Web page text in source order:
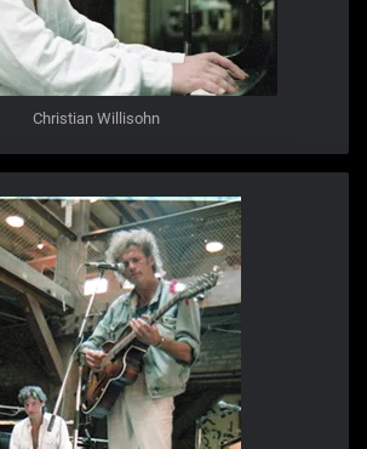
Christian Willisohn